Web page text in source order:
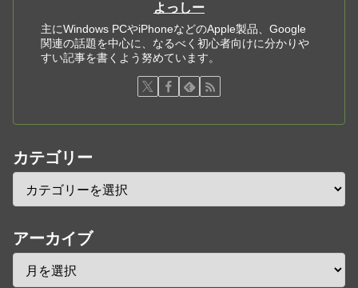
よっしー
主にWindows PCやiPhoneなどのApple製品、Google
関連の話題を中心に、なるべく初心者向けに分かりや
すい記事を書くよう努めています。
カテゴリー
アーカイブ